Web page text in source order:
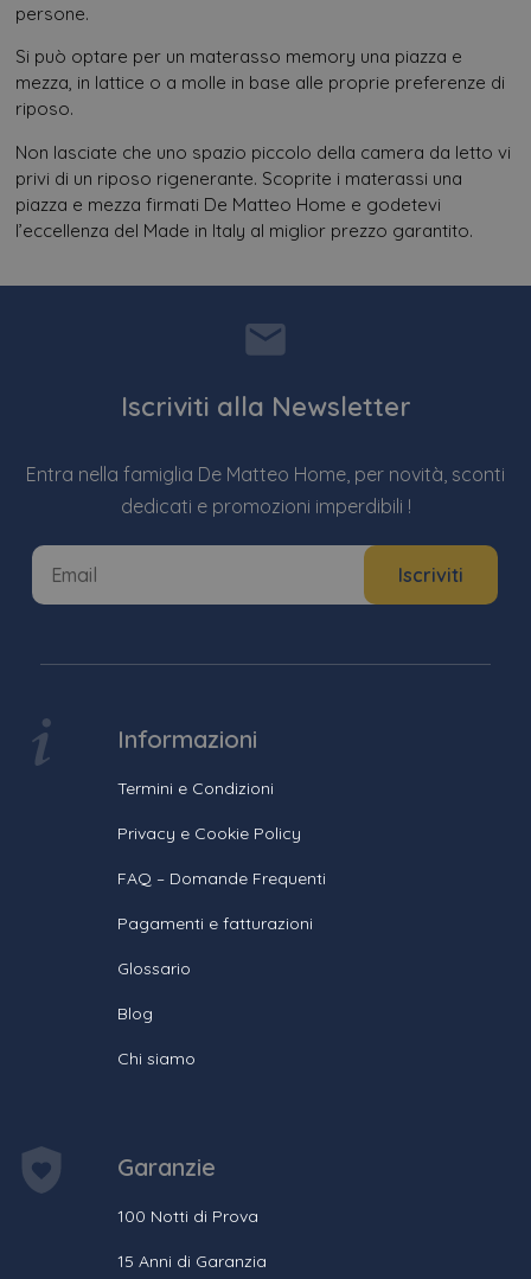
persone.
Si può optare per un materasso memory una piazza e
mezza, in lattice o a molle in base alle proprie preferenze di
riposo.
Non lasciate che uno spazio piccolo della camera da letto vi
privi di un riposo rigenerante. Scoprite i materassi una
piazza e mezza firmati De Matteo Home e godetevi
l’eccellenza del Made in Italy al miglior prezzo garantito.
Iscriviti alla Newsletter
Entra nella famiglia De Matteo Home, per novità, sconti
dedicati e promozioni imperdibili !
Informazioni
Termini e Condizioni
Privacy e Cookie Policy
FAQ – Domande Frequenti
Pagamenti e fatturazioni
Glossario
Blog
Chi siamo
Garanzie
100 Notti di Prova
15 Anni di Garanzia